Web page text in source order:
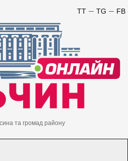
FB
TG
TT
та громад району